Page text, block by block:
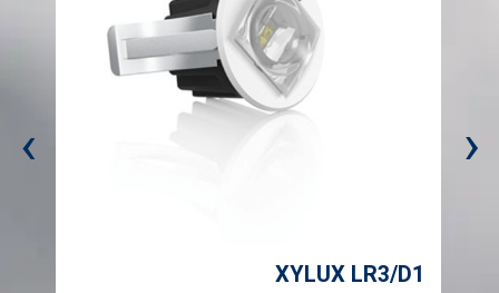
XYLUX LR3/D1
‹
›